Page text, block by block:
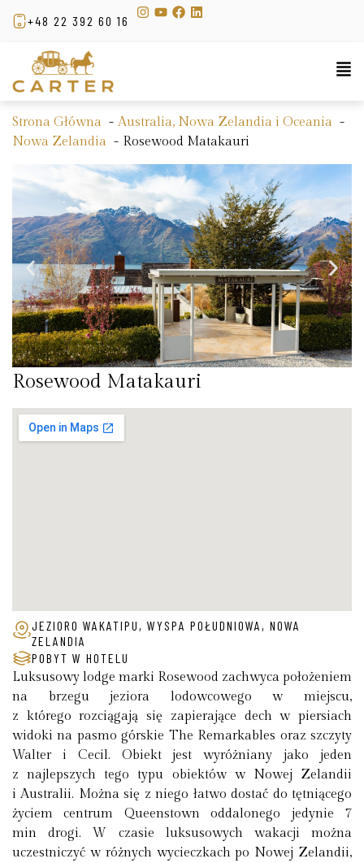
+48 22 392 60 16
Strona Główna
Australia, Nowa Zelandia i Oceania
Nowa Zelandia
Rosewood Matakauri
Rosewood Matakauri
JEZIORO WAKATIPU, WYSPA POŁUDNIOWA, NOWA
ZELANDIA
POBYT W HOTELU
Luksusowy lodge marki Rosewood zachwyca położeniem
na brzegu jeziora lodowcowego w miejscu,
z którego rozciągają się zapierające dech w piersiach
widoki na pasmo górskie The Remarkables oraz szczyty
Walter i Cecil. Obiekt jest wyróżniany jako jeden
z najlepszych tego typu obiektów w Nowej Zelandii
i Australii. Można się z niego łatwo dostać do tętniącego
życiem centrum Queenstown oddalonego jedynie 7
min drogi. W czasie luksusowych wakacji można
uczestniczyć w różnych wycieczkach po Nowej Zelandii,